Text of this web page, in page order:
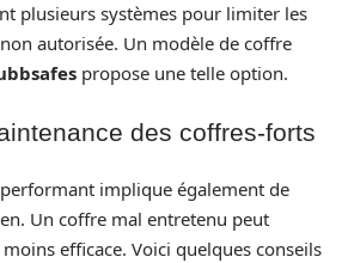
plusieurs systèmes pour limiter les
autorisée. Un modèle de coffre
propose une telle option.
des coffres-forts
implique également de
Un coffre mal entretenu peut
efficace. Voici quelques conseils